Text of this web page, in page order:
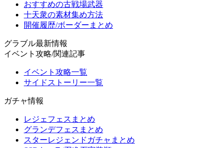
おすすめの古戦場武器
十天衆の素材集め方法
開催履歴/ボーダーまとめ
グラブル最新情報
イベント攻略/関連記事
イベント攻略一覧
サイドストーリー一覧
ガチャ情報
レジェフェスまとめ
グランデフェスまとめ
スターレジェンドガチャまとめ